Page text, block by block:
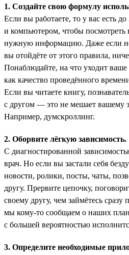
1. Создайте свою формулу
Если вы работаете, то у вас есть
и компьютером, чтобы посмотреть
нужную информацию. Даже если
вы отойдёте от этого правила,
Понаблюдайте, на что уходит ваше
как качество проведённого
Если вы читаете книгу,
с другом — это не мешает вашему
Например, думскроллинг.
2. Оборвите лёгкую зависимость.
С диагностированной
врач. Но если вы застали себя
новости, ролики, посты, чаты,
другу. Прервите цепочку,
своему другу, чем займётесь сразу
мы кому-то сообщаем о наших
с большей вероятностью
3. Определите необходимые